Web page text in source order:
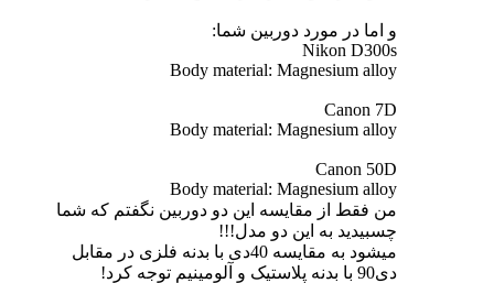
و اما در مورد دوربین شما:
Nikon D300s
Body material: Magnesium alloy
Canon 7D
Body material: Magnesium alloy
Canon 50D
Body material: Magnesium alloy
من فقط از مقایسه این دو دوربین نگفتم که شما
چسبیدید به این دو مدل!!!
میشود به مقایسه 40دی با بدنه فلزی در مقابل
دی90 با بدنه پلاستیک و آلومینیم توجه کرد!